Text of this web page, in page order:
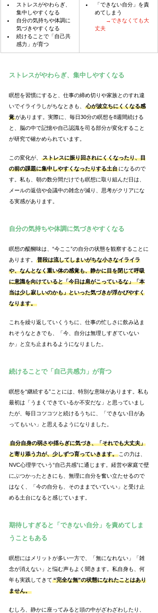
ストレスがやわらぎ、
集中しやすくなる
自分の気持ちや体調に
気づきやすくなる
続けることで「自己共
感力」が育つ
「できない自分」を責
めてしまう
→できなくても大
丈夫
ストレスがやわらぎ、集中しやすくなる
瞑想を習慣にすると、仕事の締め切りや家族とのすれ違
いでイライラしがちなときも、
心が波立ちにくくなる感
覚があります。実際に、毎日30分の瞑想を8週間続ける
と、脳の中で記憶や自己認識を司る部分が変化すること
が研究で確かめられています。
この変化が、
ストレスに振り回されにくくなったり、目
の前の課題に集中しやすくなったりする土台 になるので
す。私も、朝の数分間だけでも瞑想に取り組んだ日は、
メールの返信や会議中の雑念が減り、思考がクリアにな
る実感があります。
自分の気持ちや体調に気づきやすくなる
瞑想の醍醐味は、“今ここ”の自分の状態を観察することに
あります。
普段は流してしまいがちな小さなイライラ
や、なんとなく重い体の感覚も、静かに目を閉じて呼吸
に意識を向けていると「今日は肩がこっているな」「本
当は少し寂しいのかも」といった気づきが浮かびやすく
なります。
これを繰り返していくうちに、仕事の忙しさに飲み込ま
れそうなときでも、「今、自分は無理しすぎていない
か」と立ち止まれるようになりました。
続けることで「自己共感力」が育つ
瞑想を“継続する”ことには、特別な意味があります。私も
最初は「うまくできているか不安だな」と思っていまし
たが、毎日コツコツと続けるうちに、「できない日があ
ってもいい」と思えるようになりました。
自分自身の弱さや揺らぎに気づき、「それでも大丈夫」
と寄り添う力が、少しずつ育っていきます。 この力は、
NVC心理学でいう“自己共感”に通じます。経営や家庭で壁
にぶつかったときにも、無理に自分を奮い立たせるので
はなく、「今の自分も、そのままでいていい」と受け止
める土台になると感じています。
期待しすぎると「できない自分」を責めてしま
うこともある
瞑想にはメリットが多い一方で、「無になれない」「雑
念が消えない」と悩む声もよく聞きます。私自身も、何
年も実践してきて “完全な無”の状態になれたことはあり
ません。
むしろ、静かに座ってみると頭の中がざわざわしたり、